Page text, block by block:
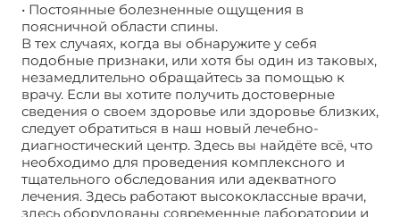
• Постоянные болезненные ощущения в
поясничной области спины.
В тех случаях, когда вы обнаружите у себя
подобные признаки, или хотя бы один из таковых,
незамедлительно обращайтесь за помощью к
врачу. Если вы хотите получить достоверные
сведения о своем здоровье или здоровье близких,
следует обратиться в наш новый лечебно-
диагностический центр. Здесь вы найдёте всё, что
необходимо для проведения комплексного и
тщательного обследования или адекватного
лечения. Здесь работают высококлассные врачи,
здесь оборудованы современные лаборатории и